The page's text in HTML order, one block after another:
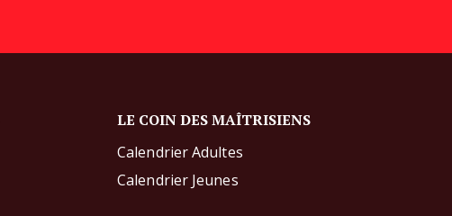
LE COIN DES MAÎTRISIENS
Calendrier Adultes
Calendrier Jeunes